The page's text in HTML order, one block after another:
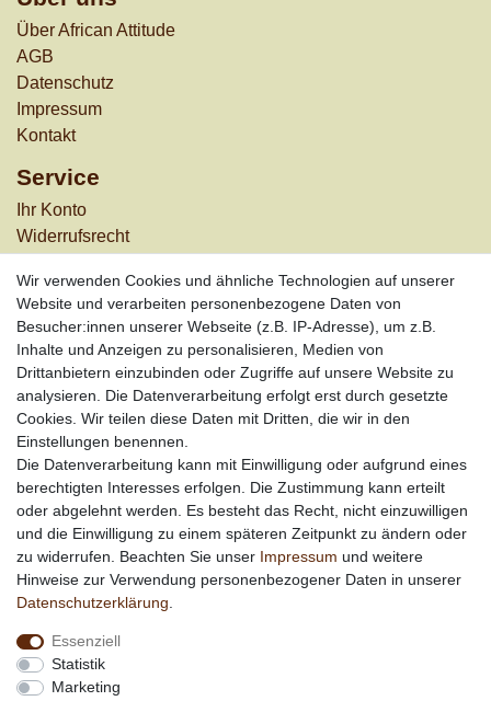
Über African Attitude
AGB
Datenschutz
Impressum
Kontakt
Service
Ihr Konto
Widerrufs­recht
Zahlungsarten
Informationen
Werbung
Links
Vertrag widerrufen
*außer Sonderartikel + Porto; keine Kombination mit
anderen Rabattaktionen
Wir verwenden Cookies und ähnliche Technologien auf unserer
Website und verarbeiten personenbezogene Daten von
Besucher:innen unserer Webseite (z.B. IP-Adresse), um z.B.
Inhalte und Anzeigen zu personalisieren, Medien von
Drittanbietern einzubinden oder Zugriffe auf unsere Website zu
analysieren. Die Datenverarbeitung erfolgt erst durch gesetzte
Cookies. Wir teilen diese Daten mit Dritten, die wir in den
Einstellungen benennen.
Die Datenverarbeitung kann mit Einwilligung oder aufgrund eines
berechtigten Interesses erfolgen. Die Zustimmung kann erteilt
oder abgelehnt werden. Es besteht das Recht, nicht einzuwilligen
und die Einwilligung zu einem späteren Zeitpunkt zu ändern oder
zu widerrufen. Beachten Sie unser Impressum und weitere
Hinweise zur Verwendung personenbezogener Daten in unserer
Daten­schutz­erklärung
Essenziell
Statistik
Marketing